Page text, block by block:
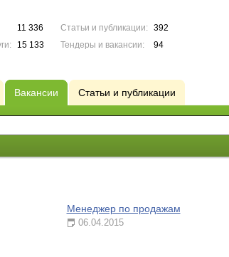
11 336
15 133
Статьи и публикации:
392
Тендеры и вакансии:
94
Вакансии Статьи и публикации
Менеджер по продажам
06.04.2015